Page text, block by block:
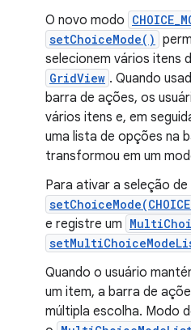
O novo modo
setChoiceMode()
selecionem vários itens
GridView . Quando
barra de ações, os
vários itens e, em
uma lista de opções na
transformou em um
Para ativar a seleção
e registre um
Quando o usuário
um item, a barra de
múltipla escolha. Modo